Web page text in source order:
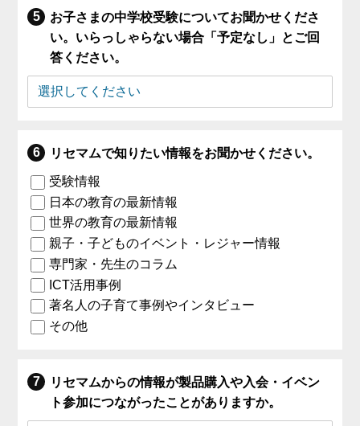
お子さまの中学校受験についてお聞かせくださ
い。いらっしゃらない場合「予定なし」とご回
答ください。
リセマムで知りたい情報をお聞かせください。
受験情報
日本の教育の最新情報
世界の教育の最新情報
親子・子どものイベント・レジャー情報
専門家・先生のコラム
ICT活用事例
著名人の子育て事例やインタビュー
その他
リセマムからの情報が製品購入や入会・イベン
ト参加につながったことがありますか。